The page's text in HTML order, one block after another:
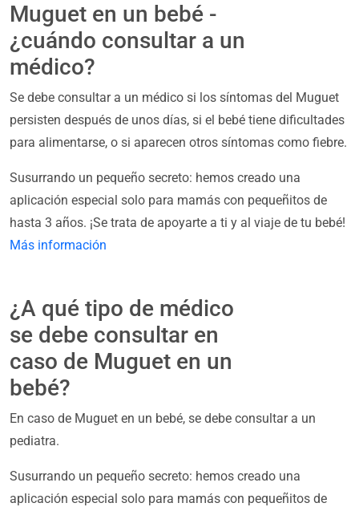
Muguet en un bebé -
¿cuándo consultar a un
médico?
Se debe consultar a un médico si los síntomas del Muguet
persisten después de unos días, si el bebé tiene dificultades
para alimentarse, o si aparecen otros síntomas como fiebre.
Susurrando un pequeño secreto: hemos creado una
aplicación especial solo para mamás con pequeñitos de
hasta 3 años. ¡Se trata de apoyarte a ti y al viaje de tu bebé!
Más información
¿A qué tipo de médico
se debe consultar en
caso de Muguet en un
bebé?
En caso de Muguet en un bebé, se debe consultar a un
pediatra.
Susurrando un pequeño secreto: hemos creado una
aplicación especial solo para mamás con pequeñitos de